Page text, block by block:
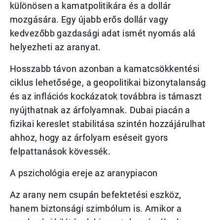
különösen a kamatpolitikára és a dollár
mozgására. Egy újabb erős dollár vagy
kedvezőbb gazdasági adat ismét nyomás alá
helyezheti az aranyat.
Hosszabb távon azonban a kamatcsökkentési
ciklus lehetősége, a geopolitikai bizonytalanság
és az inflációs kockázatok továbbra is támaszt
nyújthatnak az árfolyamnak. Dubai piacán a
fizikai kereslet stabilitása szintén hozzájárulhat
ahhoz, hogy az árfolyam eséseit gyors
felpattanások kövessék.
A pszichológia ereje az aranypiacon
Az arany nem csupán befektetési eszköz,
hanem biztonsági szimbólum is. Amikor a